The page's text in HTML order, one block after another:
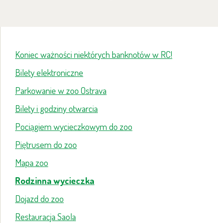
Koniec ważności niektórych banknotów w RC!
Bilety elektroniczne
Parkowanie w zoo Ostrava
Bilety i godziny otwarcia
Pociągiem wycieczkowym do zoo
Piętrusem do zoo
Mapa zoo
Rodzinna wycieczka
Dojazd do zoo
Restauracja Saola